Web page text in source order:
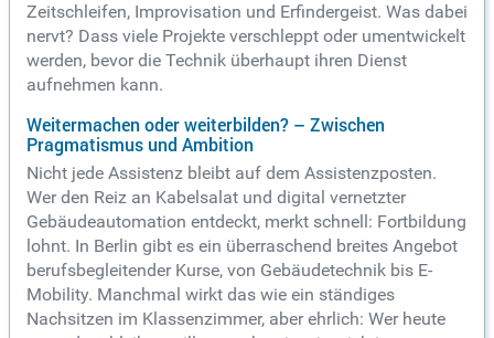
Zeitschleifen, Improvisation und Erfindergeist. Was dabei
nervt? Dass viele Projekte verschleppt oder umentwickelt
werden, bevor die Technik überhaupt ihren Dienst
aufnehmen kann.
Weitermachen oder weiterbilden? – Zwischen
Pragmatismus und Ambition
Nicht jede Assistenz bleibt auf dem Assistenzposten.
Wer den Reiz an Kabelsalat und digital vernetzter
Gebäudeautomation entdeckt, merkt schnell: Fortbildung
lohnt. In Berlin gibt es ein überraschend breites Angebot
berufsbegleitender Kurse, von Gebäudetechnik bis E-
Mobility. Manchmal wirkt das wie ein ständiges
Nachsitzen im Klassenzimmer, aber ehrlich: Wer heute